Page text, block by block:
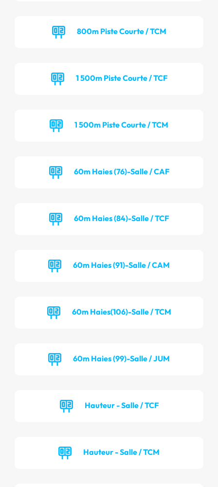
800m Piste Courte / TCM
1 500m Piste Courte / TCF
1 500m Piste Courte / TCM
60m Haies (76)-Salle / CAF
60m Haies (84)-Salle / TCF
60m Haies (91)-Salle / CAM
60m Haies(106)-Salle / TCM
60m Haies (99)-Salle / JUM
Hauteur - Salle / TCF
Hauteur - Salle / TCM